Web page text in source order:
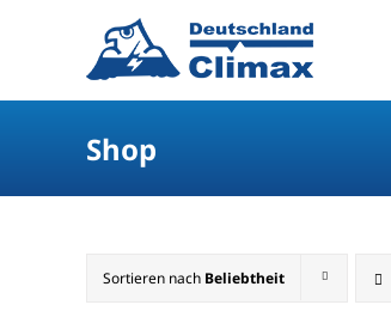
Shop
Sortieren nach Beliebtheit